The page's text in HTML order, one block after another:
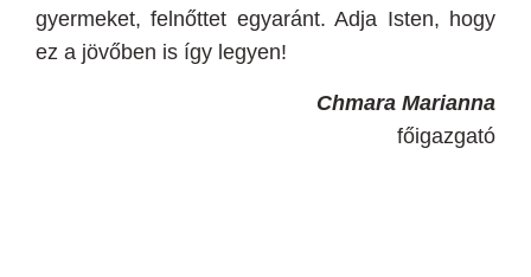
gyermeket, felnőttet egyaránt. Adja Isten, hogy
ez a jövőben is így legyen!
Chmara Marianna
főigazgató